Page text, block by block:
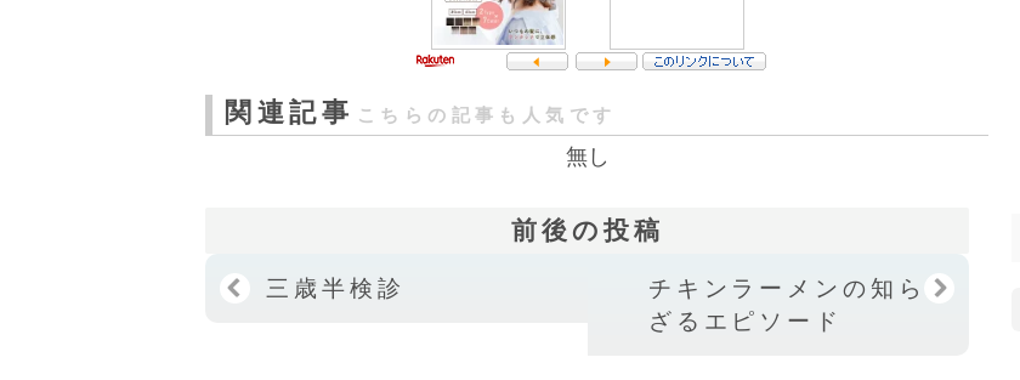
関連記事 こちらの記事も人気です
無し
前後の投稿
三歳半検診
チキンラーメンの知られ
ざるエピソード